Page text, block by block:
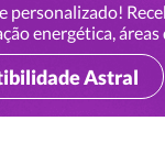
energética,
Astral